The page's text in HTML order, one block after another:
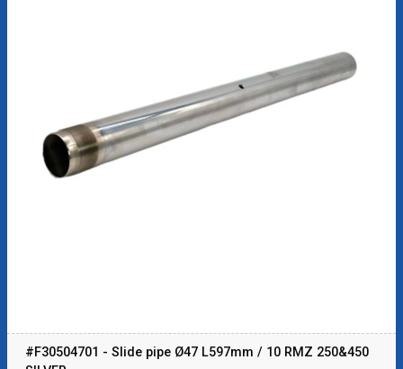
#F30504701 - Slide pipe Ø47 L597mm / 10 RMZ 250&450